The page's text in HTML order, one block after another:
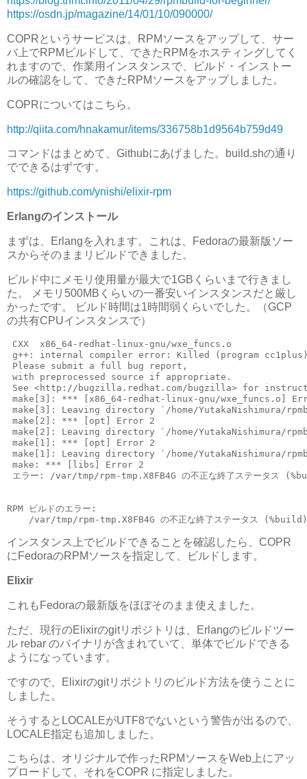
https://osdn.jp/magazine/14/01/10/090000/
COPRというサービスは、RPMソースをアップして、サー
バ上でRPMビルドして、できたRPMをホスティングしてく
れますので、作業用インスタンスで、ビルド・インストー
ルの確認をして、できたRPMソースをアップしました。
COPRについてはこちら。
http://qiita.com/hnakamur/items/336758b1d9564b759d49
コマンドはまとめて、Githubにあげました。build.shの通り
でできるはずです。
https://github.com/ynishi/elixir-rpm
Erlangのインストール
まずは、Erlangを入れます。これは、Fedoraの最新版ソー
スからそのままリビルドできました。
ビルド中にメモリ使用量が最大で1GBくらいまで行きまし
た。 メモリ500MBくらいの一番安いインスタンスだと厳し
かったです。 ビルド時間は1時間弱くらいでした。（GCP
の共有CPUインスタンスで）
CXX  x86_64-redhat-linux-gnu/wxe_funcs.o
g++: internal compiler error: Killed (program
Please submit a full bug report,
with preprocessed source if appropriate.
See <http://bugzilla.redhat.com/bugzilla> for
make[3]: *** [x86_64-redhat-linux-gnu/wxe_funcs.o]
make[3]: Leaving directory `/home/YutakaNishimura/
make[2]: *** [opt] Error 2
make[2]: Leaving directory `/home/YutakaNishimura/
make[1]: *** [opt] Error 2
make[1]: Leaving directory `/home/YutakaNishimura/
make: *** [libs] Error 2
エラー: /var/tmp/rpm-tmp.X8FB4G の不正な終了ステータス
RPM ビルドのエラー:
インスタンス上でビルドできることを確認したら、COPR
にFedoraのRPMソースを指定して、ビルドします。
Elixir
これもFedoraの最新版をほぼそのまま使えました。
ただ、現行のElixirのgitリポジトリは、Erlangのビルドツー
ル rebar のバイナリが含まれていて、単体でビルドできる
ようになっています。
ですので、Elixirのgitリポジトリのビルド方法を使うことに
しました。
そうするとLOCALEがUTF8でないという警告が出るので、
LOCALE指定も追加しました。
こちらは、オリジナルで作ったRPMソースをWeb上にアッ
プロードして、それをCOPR に指定しました。